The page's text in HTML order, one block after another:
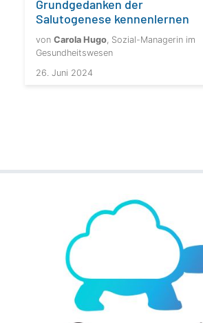
Grundgedanken der
Salutogenese kennenlernen
von Carola Hugo , Sozial-Managerin im
Gesundheitswesen
26. Juni 2024